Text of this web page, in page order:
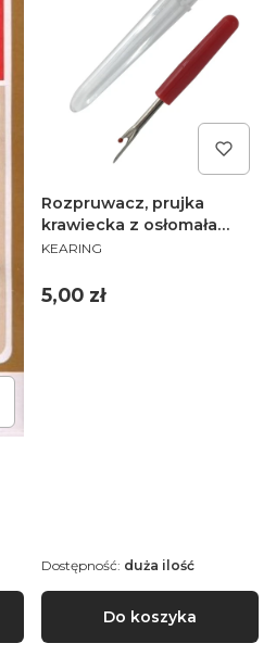
Rozpruwacz, prujka
krawiecka z osłomała
Kearing
PRODUCENT
KEARING
Cena
5,00 zł
Do koszyka
Dostępność: duża ilość